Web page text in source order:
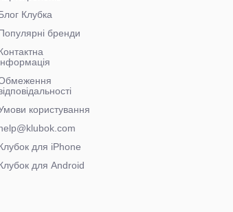
Клубка
бренди
користування
для iPhone
для Android